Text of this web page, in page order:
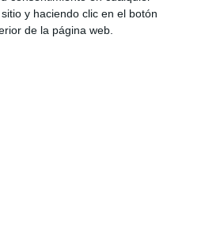
y haciendo clic en el botón
de la página web.